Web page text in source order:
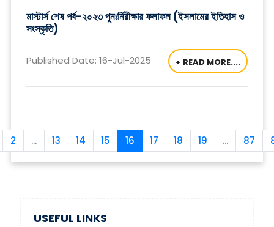
মাস্টার্স শেষ পর্ব-২০২৩ পুনঃর্নিরীক্ষার ফলাফল (ইসলামের ইতিহাস ও
সংস্কৃতি)
Published Date: 16-Jul-2025 + READ MORE....
2 ... 13 14 15 16 17 18 19 ... 87
USEFUL LINKS